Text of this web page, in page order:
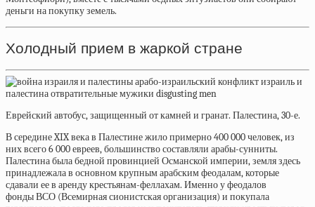
деньги на покупку земель.
Холодный прием в жаркой стране
Еврейский автобус, защищенный от камней и гранат. Палестина, 30-е.
В серединеXIXвека в Палестине жило примерно 400 000 человек, из
них всего 6 000 евреев, большинство составляли арабы-сунниты.
Палестина была бедной провинцией Османской империи, земля здесь
принадлежала в основном крупным арабским феодалам, которые
сдавали ее в аренду крестьянам-феллахам. Именно у феодалов
фондыВСО (Всемирная сионистская организация) и покупала